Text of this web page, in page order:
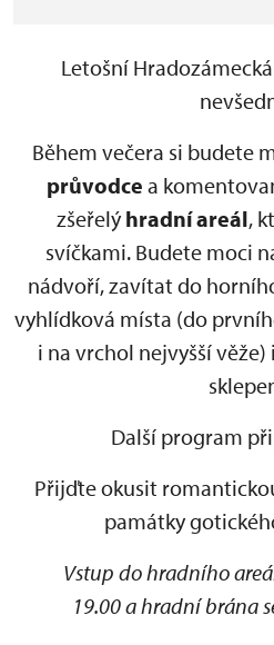
Letošní
Během večera si budete
průvodce a
zšeřelý hradní areál,
svíčkami. Budete moci
nádvoří, zavítat do
vyhlídková místa (do
i na vrchol nejvyšší
Další program
Přijďte okusit
památky
Vstup do hradního
19.00 a hradní brána